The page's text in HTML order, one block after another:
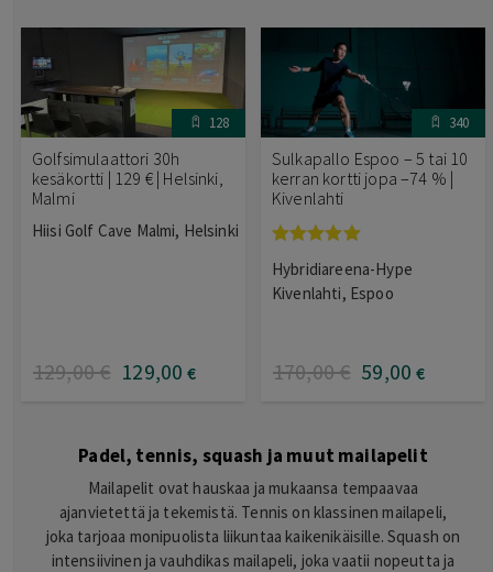
128
Golfsimulaattori 30h
kesäkortti | 129 € | Helsinki,
Malmi
Hiisi Golf Cave Malmi, Helsinki
129,00€ 129,00 €
340
Sulkapallo Espoo – 5 tai 10
kerran kortti jopa –74 % |
Kivenlahti
tuotteesta:
5.00/ 5
Hybridiareena-Hype
Kivenlahti, Espoo
170,00€ 59,00 €
Padel, tennis, squash ja muut mailapelit
Mailapelit ovat hauskaa ja mukaansa tempaavaa
ajanvietettä ja tekemistä. Tennis on klassinen mailapeli,
joka tarjoaa monipuolista liikuntaa kaikenikäisille. Squash on
intensiivinen ja vauhdikas mailapeli, joka vaatii nopeutta ja